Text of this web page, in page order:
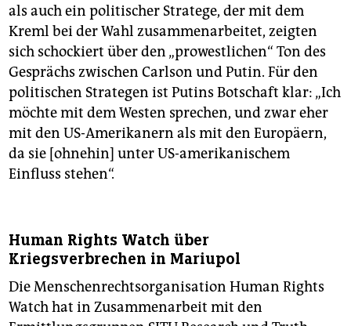
als auch ein politischer Stratege, der mit dem
Kreml bei der Wahl zusammenarbeitet, zeigten
sich schockiert über den „prowestlichen“ Ton des
Gesprächs zwischen Carlson und Putin. Für den
politischen Strategen ist Putins Botschaft klar: „Ich
möchte mit dem Westen sprechen, und zwar eher
mit den US-Amerikanern als mit den Europäern,
da sie [ohnehin] unter US-amerikanischem
Einfluss stehen“.
Human Rights Watch über
Kriegsverbrechen in Mariupol
Die Menschenrechtsorganisation Human Rights
Watch hat in Zusammenarbeit mit den